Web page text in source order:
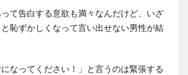
て告白する意欲も満々なんだけど、いざ
恥ずかしくなって言い出せない男性が結
なってください！」と言うのは緊張する